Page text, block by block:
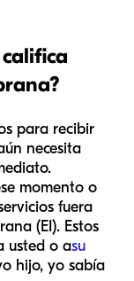
para recibir
necesita
momento o
fuera
(EI). Estos
usted o asu
hijo, yo sabía